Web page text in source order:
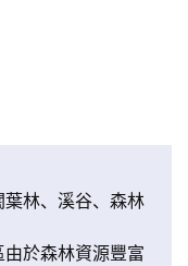
林、溪谷、森林
於森林資源豐富